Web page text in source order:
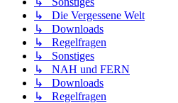
↳ Die Vergessene Welt
↳ Downloads
↳ Regelfragen
↳ Sonstiges
↳ NAH und FERN
↳ Downloads
↳ Regelfragen